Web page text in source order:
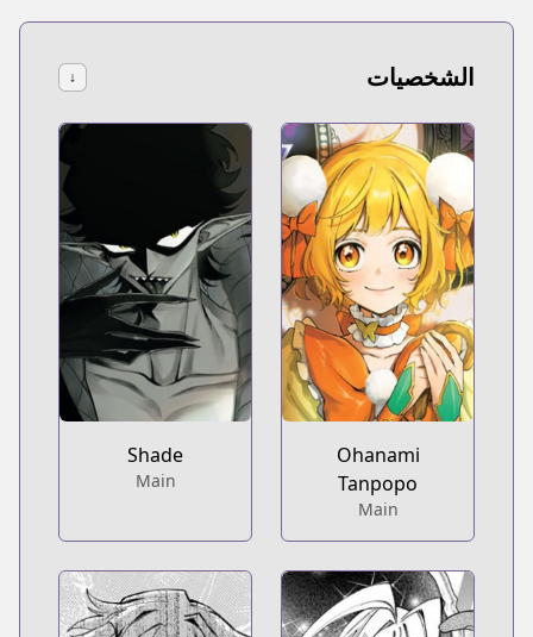
الشخصيات ↓
Ohanami
Tanpopo
Main
Shade
Main